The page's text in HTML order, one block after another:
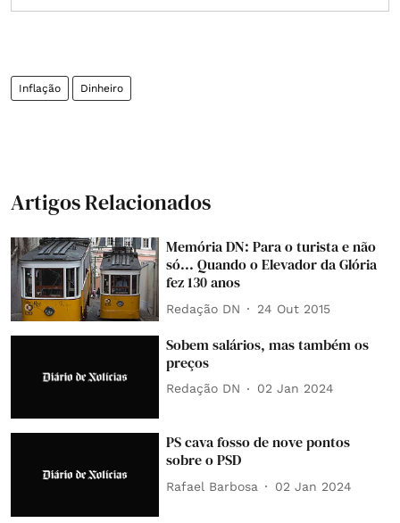
Inflação Dinheiro
Artigos Relacionados
Memória DN: Para o turista e não
só... Quando o Elevador da Glória
fez 130 anos
Redação DN 24 Out 2015
Sobem salários, mas também os
preços
Redação DN 02 Jan 2024
PS cava fosso de nove pontos
sobre o PSD
Rafael Barbosa 02 Jan 2024